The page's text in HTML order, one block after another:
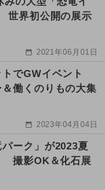
世界初公開の展示
2021年06月01日
トでGWイベント
働くのりもの大集
2023年04月04日
ーク」が2023夏
撮影OK＆化石展